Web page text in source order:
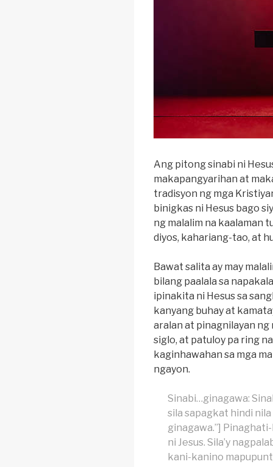
Ang pitong sinabi ni
makapangyarihan at
tradisyon ng mga
binigkas ni Hesus bago
ng malalim na kaalaman
diyos, kahariang-tao, at
Bawat salita ay may
bilang paalala sa
ipinakita ni Hesus sa
kanyang buhay at
aralan at pinagnilayan ng
siglo, at patuloy pa ring
kaginhawahan sa mga
ngayon.
Sinabi…ginagawa:
sila sapagkat hindi
ginagawa.”]
ni Jesus. Sila’y
kani-kanino